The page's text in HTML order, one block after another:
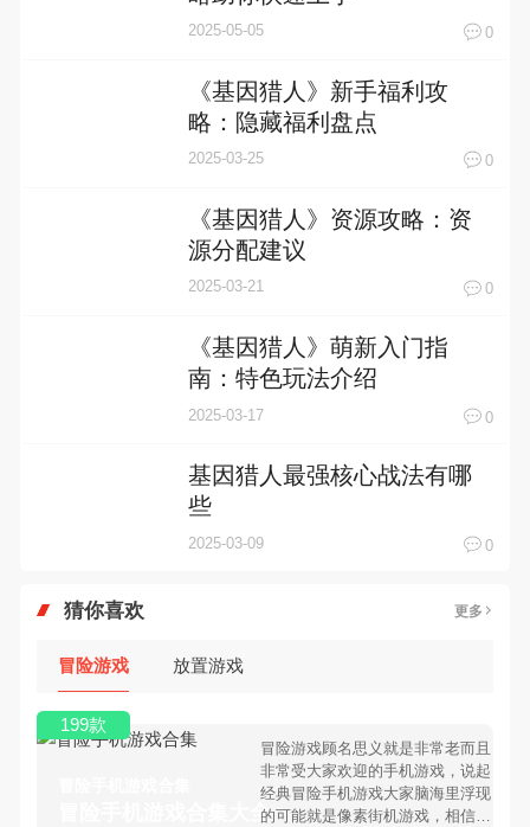
2025-05-05 0
《基因猎人》新手福利攻
略：隐藏福利盘点
2025-03-25 0
《基因猎人》资源攻略：资
源分配建议
2025-03-21 0
《基因猎人》萌新入门指
南：特色玩法介绍
2025-03-17 0
基因猎人最强核心战法有哪
些
2025-03-09 0
猜你喜欢 更多
冒险游戏 放置游戏
冒险手机游戏合集大全 >
冒险游戏顾名思义就是非常老而且
非常受大家欢迎的手机游戏，说起
经典冒险手机游戏大家脑海里浮现
的可能就是像素街机游戏，相信很
199款